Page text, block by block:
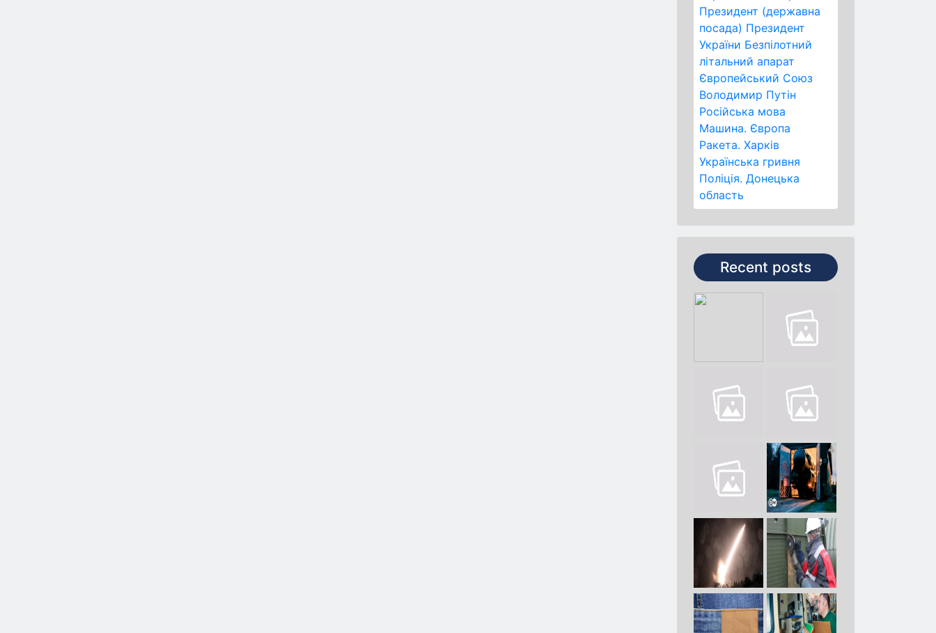
Президент (державна
посада) Президент
України Безпілотний
літальний апарат
Європейський Союз
Володимир Путін
Російська мова
Машина. Європа
Ракета. Харків
Українська гривня
Поліція. Донецька
область
Recent posts